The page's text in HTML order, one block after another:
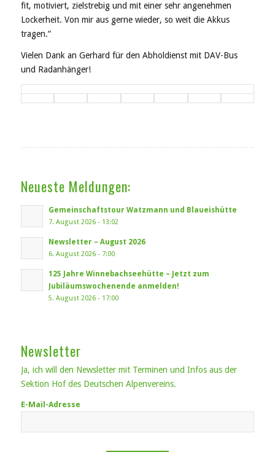
fit, motiviert, zielstrebig und mit einer sehr angenehmen
Lockerheit. Von mir aus gerne wieder, so weit die Akkus
tragen.“
Vielen Dank an Gerhard für den Abholdienst mit DAV-Bus
und Radanhänger!
Neueste Meldungen:
Gemeinschaftstour Watzmann und Blaueishütte
7. August 2026 - 13:02
Newsletter – August 2026
6. August 2026 - 7:00
125 Jahre Winnebachseehütte – Jetzt zum
Jubiläumswochenende anmelden!
5. August 2026 - 17:00
Newsletter
Ja, ich will den Newsletter mit Terminen und Infos aus der
Sektion Hof des Deutschen Alpenvereins.
E-Mail-Adresse